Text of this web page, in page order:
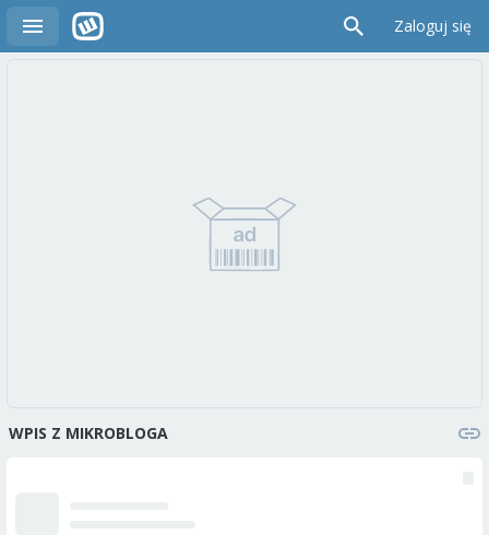
Zaloguj się
WPIS Z MIKROBLOGA